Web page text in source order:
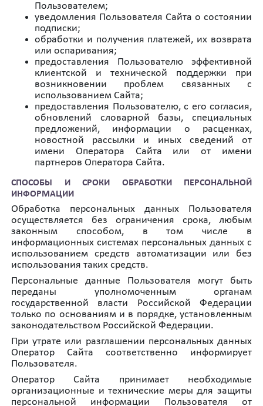
Пользователем;
уведомления Пользователя Сайта о состоянии
подписки;
обработки и получения платежей, их возврата
или оспаривания;
предоставления Пользователю эффективной
клиентской и технической поддержки при
возникновении проблем связанных с
использованием Сайта;
предоставления Пользователю, с его согласия,
обновлений словарной базы, специальных
предложений, информации о расценках,
новостной рассылки и иных сведений от
имени Оператора Сайта или от имени
партнеров Оператора Сайта.
СПОСОБЫ И СРОКИ ОБРАБОТКИ ПЕРСОНАЛЬНОЙ
ИНФОРМАЦИИ
Обработка персональных данных Пользователя
осуществляется без ограничения срока, любым
законным способом, в том числе в
информационных системах персональных данных с
использованием средств автоматизации или без
использования таких средств.
Персональные данные Пользователя могут быть
переданы уполномоченным органам
государственной власти Российской Федерации
только по основаниям и в порядке, установленным
законодательством Российской Федерации.
При утрате или разглашении персональных данных
Оператор Сайта соответственно информирует
Пользователя.
Оператор Сайта принимает необходимые
организационные и технические меры для защиты
персональной информации Пользователя от